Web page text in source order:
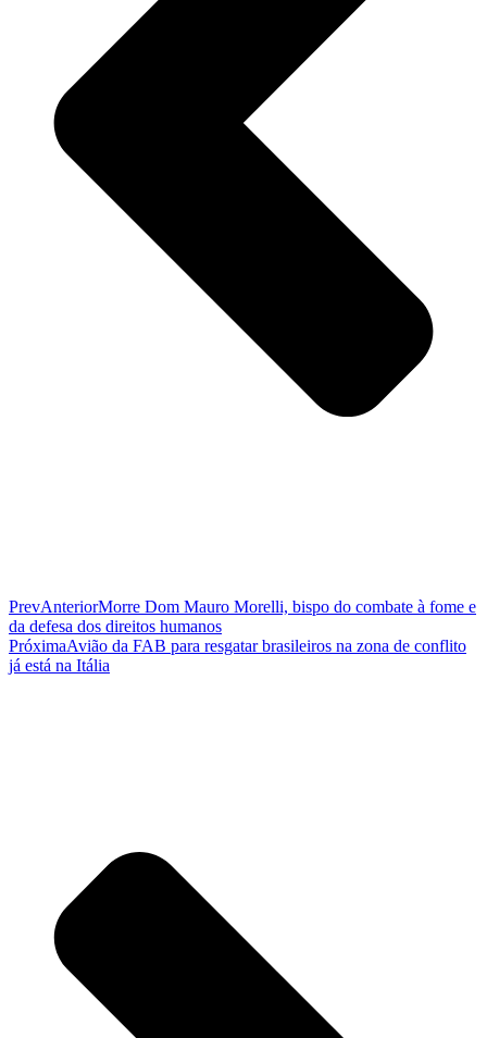
PrevAnteriorMorre Dom Mauro Morelli, bispo do combate à fome e
da defesa dos direitos humanos
PróximaAvião da FAB para resgatar brasileiros na zona de conflito
já está na Itália